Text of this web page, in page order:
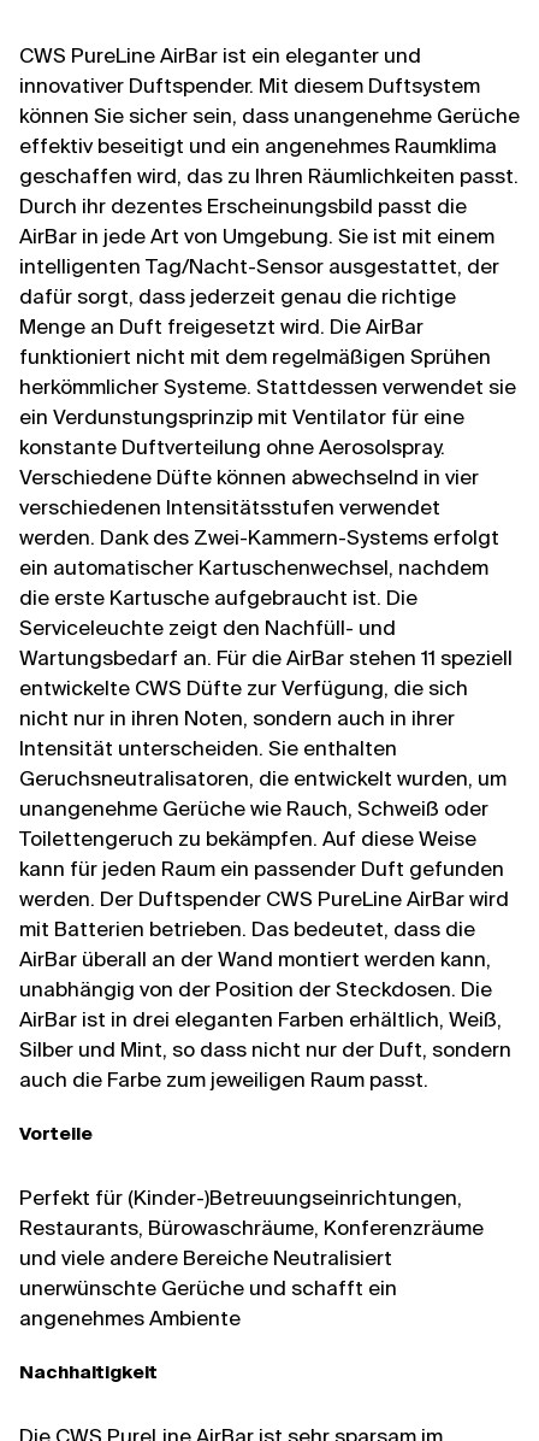
CWS PureLine AirBar ist ein eleganter und
innovativer Duftspender. Mit diesem Duftsystem
können Sie sicher sein, dass unangenehme Gerüche
effektiv beseitigt und ein angenehmes Raumklima
geschaffen wird, das zu Ihren Räumlichkeiten passt.
Durch ihr dezentes Erscheinungsbild passt die
AirBar in jede Art von Umgebung. Sie ist mit einem
intelligenten Tag/Nacht-Sensor ausgestattet, der
dafür sorgt, dass jederzeit genau die richtige
Menge an Duft freigesetzt wird. Die AirBar
funktioniert nicht mit dem regelmäßigen Sprühen
herkömmlicher Systeme. Stattdessen verwendet sie
ein Verdunstungsprinzip mit Ventilator für eine
konstante Duftverteilung ohne Aerosolspray.
Verschiedene Düfte können abwechselnd in vier
verschiedenen Intensitätsstufen verwendet
werden. Dank des Zwei-Kammern-Systems erfolgt
ein automatischer Kartuschenwechsel, nachdem
die erste Kartusche aufgebraucht ist. Die
Serviceleuchte zeigt den Nachfüll- und
Wartungsbedarf an. Für die AirBar stehen 11 speziell
entwickelte CWS Düfte zur Verfügung, die sich
nicht nur in ihren Noten, sondern auch in ihrer
Intensität unterscheiden. Sie enthalten
Geruchsneutralisatoren, die entwickelt wurden, um
unangenehme Gerüche wie Rauch, Schweiß oder
Toilettengeruch zu bekämpfen. Auf diese Weise
kann für jeden Raum ein passender Duft gefunden
werden. Der Duftspender CWS PureLine AirBar wird
mit Batterien betrieben. Das bedeutet, dass die
AirBar überall an der Wand montiert werden kann,
unabhängig von der Position der Steckdosen. Die
AirBar ist in drei eleganten Farben erhältlich, Weiß,
Silber und Mint, so dass nicht nur der Duft, sondern
auch die Farbe zum jeweiligen Raum passt.
Vorteile
Perfekt für (Kinder-)Betreuungseinrichtungen,
Restaurants, Bürowaschräume, Konferenzräume
und viele andere Bereiche Neutralisiert
unerwünschte Gerüche und schafft ein
angenehmes Ambiente
Nachhaltigkeit